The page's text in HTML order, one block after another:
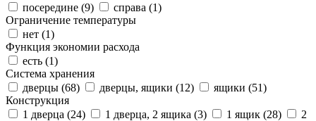
посередине (9) справа (1)
Ограничение температуры
нет (1)
Функция экономии расхода
есть (1)
Система хранения
дверцы (68) дверцы, ящики (12) ящики (51)
Конструкция
1 дверца (24) 1 дверца, 2 ящика (3) 1 ящик (28)
2